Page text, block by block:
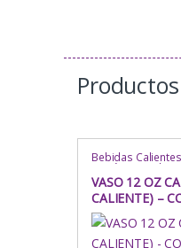
Bebidas Calientes
Cartón / Papel
Comida Rápida,
Industria /
Para Mesa,
Vasos Vasos
VASO 12 OZ
CALIENTE) –